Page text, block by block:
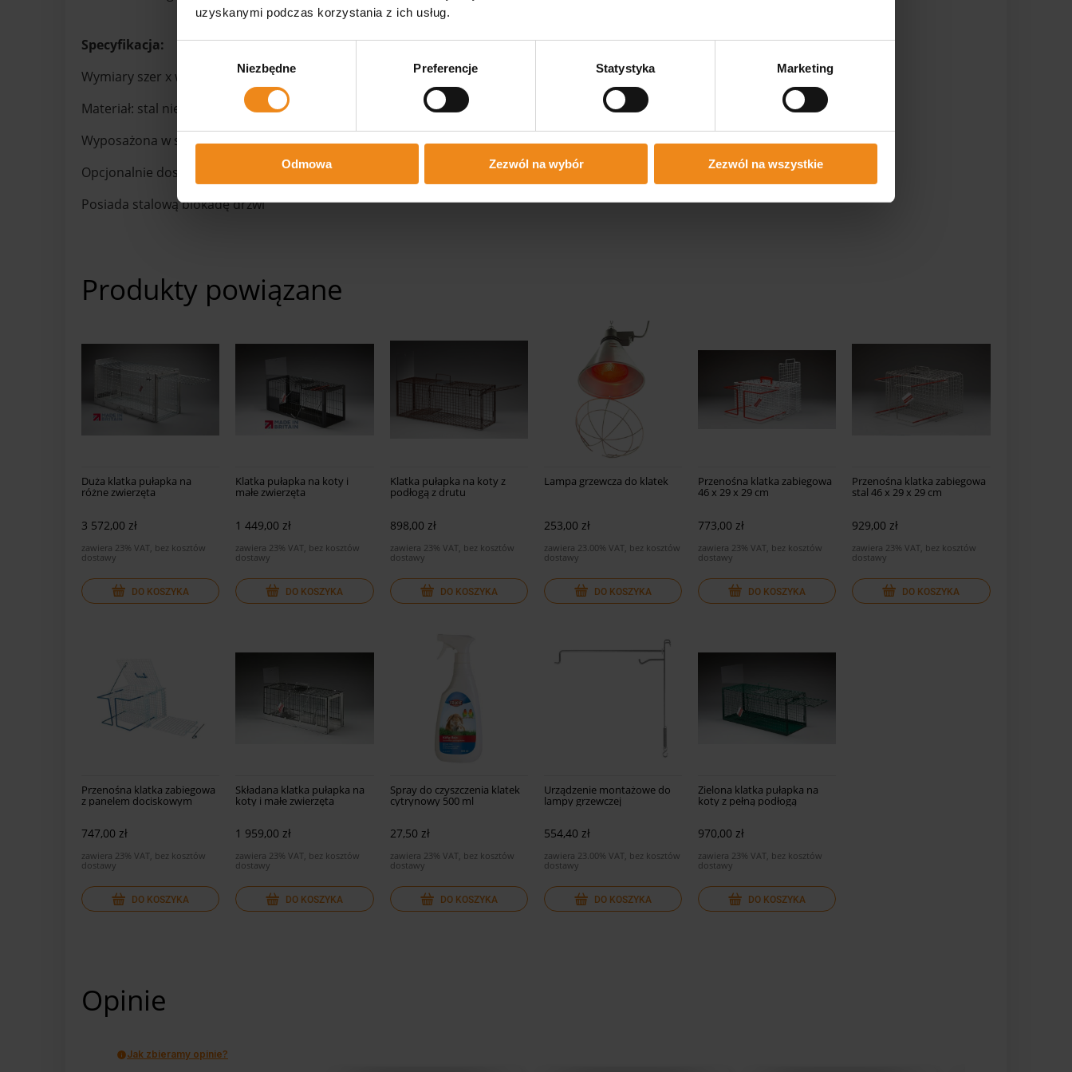
uzyskanymi podczas korzystania z ich usług.
Niezbędne Preferencje Statystyka Marketing
Odmowa Zezwól na wybór Zezwól na wszystkie
Specyfikacja:
Wymiary szer x wys x gł [cm]: 40 x 40 x 40
Materiał: stal nierdzewna
Wyposażona w szufladę stabilizującą
Opcjonalnie dostępna ze statywem infuzyjnym
Posiada stalową blokadę drzwi
Produkty powiązane
Duża klatka pułapka na
różne zwierzęta
3 572,00 zł
zawiera 23% VAT, bez kosztów
dostawy
DO KOSZYKA
Klatka pułapka na koty i
małe zwierzęta
1 449,00 zł
zawiera 23% VAT, bez kosztów
dostawy
DO KOSZYKA
Klatka pułapka na koty z
podłogą z drutu
898,00 zł
zawiera 23% VAT, bez kosztów
dostawy
DO KOSZYKA
Lampa grzewcza do klatek
253,00 zł
zawiera 23.00% VAT, bez kosztów
dostawy
DO KOSZYKA
Przenośna klatka zabiegowa
46 x 29 x 29 cm
773,00 zł
zawiera 23% VAT, bez kosztów
dostawy
DO KOSZYKA
Przenośna klatka zabiegowa
stal 46 x 29 x 29 cm
929,00 zł
zawiera 23% VAT, bez kosztów
dostawy
DO KOSZYKA
Przenośna klatka zabiegowa
z panelem dociskowym
747,00 zł
zawiera 23% VAT, bez kosztów
dostawy
DO KOSZYKA
Składana klatka pułapka na
koty i małe zwierzęta
1 959,00 zł
zawiera 23% VAT, bez kosztów
dostawy
DO KOSZYKA
Spray do czyszczenia klatek
cytrynowy 500 ml
27,50 zł
zawiera 23% VAT, bez kosztów
dostawy
DO KOSZYKA
Urządzenie montażowe do
lampy grzewczej
554,40 zł
zawiera 23.00% VAT, bez kosztów
dostawy
DO KOSZYKA
Zielona klatka pułapka na
koty z pełną podłogą
970,00 zł
zawiera 23% VAT, bez kosztów
dostawy
DO KOSZYKA
Opinie
Jak zbieramy opinie?